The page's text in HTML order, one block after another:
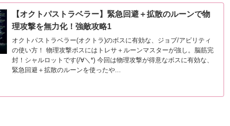
【オクトパストラベラー】緊急回避＋拡散のルーンで物
理攻撃を無力化！強敵攻略1
オクトパストラベラー(オクトラ)のボスに有効な、ジョブ/アビリティ
の使い方！ 物理攻撃ボスにはトレサ＋ルーンマスターが強し。脳筋完
封！シャルロットです(/∀＼*) 今回は物理攻撃が得意なボスに有効な、
緊急回避＋拡散のルーンを使ったや...